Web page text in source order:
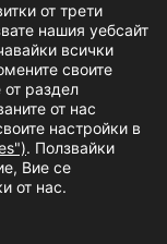
S.I.T Solutions
от трети
нашия уебсайт
всички
своите
от раздел
от нас
настройки в
. Ползвайки
Вие се
от нас.
Cookie Banner